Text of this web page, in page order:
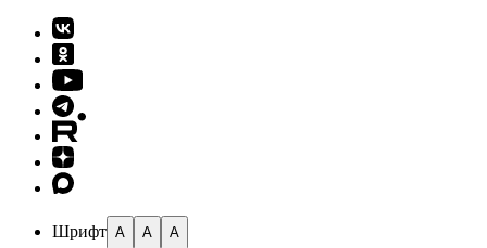
Шрифт A A A